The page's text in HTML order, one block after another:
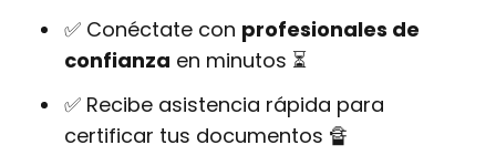
✅ Conéctate con profesionales de
confianza en minutos ⏳
✅ Recibe asistencia rápida para
certificar tus documentos 🔏